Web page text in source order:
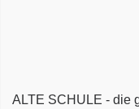
ALTE SCHULE - die